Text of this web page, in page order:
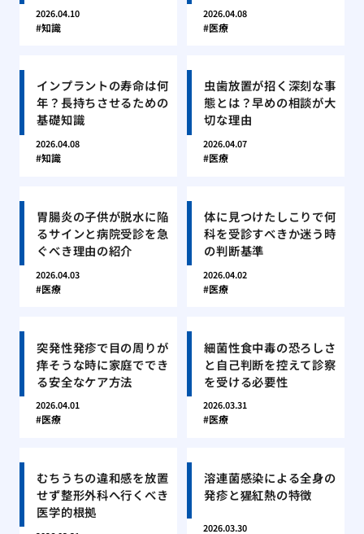
2026.04.10
知識
2026.04.08
医療
インプラントの寿命は何
年？長持ちさせるための
基礎知識
2026.04.08
知識
虫歯放置が招く深刻な事
態とは？早めの相談が大
切な理由
2026.04.07
医療
胃腸炎の子供が脱水に陥
るサインと病院受診を急
ぐべき理由の紹介
2026.04.03
医療
体に見つけたしこりで何
科を受診すべきか迷う時
の判断基準
2026.04.02
医療
突発性発疹で目の周りが
痒そうな時に家庭ででき
る安全なケア方法
2026.04.01
医療
細菌性食中毒の恐ろしさ
と自己判断を控えて診察
を受ける必要性
2026.03.31
医療
むちうちの違和感を放置
せず整形外科へ行くべき
医学的根拠
溶連菌感染による全身の
発疹と猩紅熱の特徴
2026.03.30